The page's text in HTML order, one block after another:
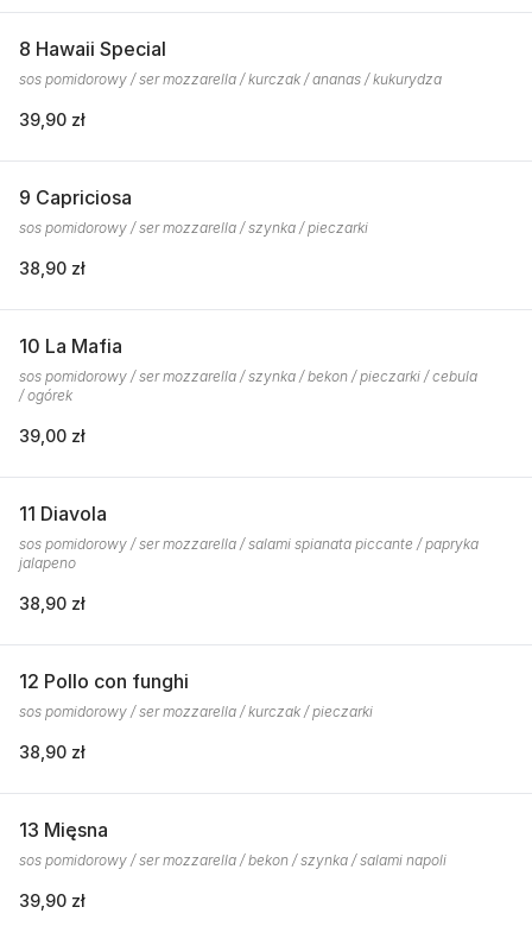
8 Hawaii Special
sos pomidorowy / ser mozzarella / kurczak / ananas / kukurydza
39,90 zł
9 Capriciosa
sos pomidorowy / ser mozzarella / szynka / pieczarki
38,90 zł
10 La Mafia
sos pomidorowy / ser mozzarella / szynka / bekon / pieczarki / cebula
/ ogórek
39,00 zł
11 Diavola
sos pomidorowy / ser mozzarella / salami spianata piccante / papryka
jalapeno
38,90 zł
12 Pollo con funghi
sos pomidorowy / ser mozzarella / kurczak / pieczarki
38,90 zł
13 Mięsna
sos pomidorowy / ser mozzarella / bekon / szynka / salami napoli
39,90 zł